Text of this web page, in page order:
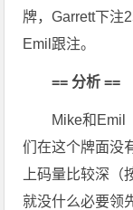
牌，Garrett下注
Emil跟注。
== 分析 ==
Mike和Emil
们在这个牌面没
上码量比较深
就没什么必要领